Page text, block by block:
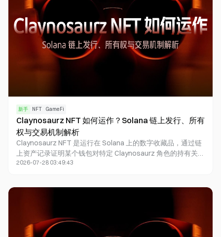
新手 NFT GameFi
Claynosaurz NFT 如何运作？Solana 链上发行、所有
权与交易机制解析
Claynosaurz NFT 是运行在 Solana 上的数字收藏品，通过链
上资产记录证明某个钱包对特定 Claynosaurz 角色的持有关
系，并借助元数据展示角色名称、图像和视觉属性。它的应用
2026-07-28 03:49:43